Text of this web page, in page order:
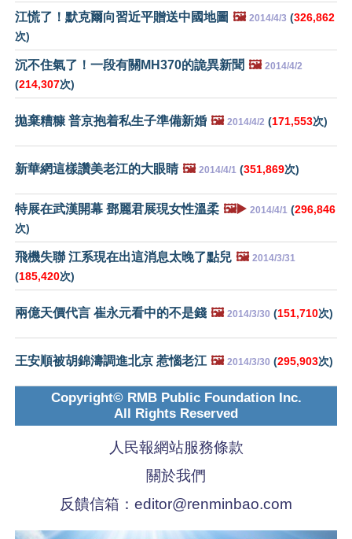
江慌了！默克爾向習近平贈送中國地圖 🖼️ 2014/4/3 (326,862
次)
沉不住氣了！一段有關MH370的詭異新聞 🖼️ 2014/4/2
(214,307次)
拋棄糟糠 普京抱着私生子準備新婚 🖼️ 2014/4/2 (171,553次)
新華網這樣讚美老江的大眼睛 🖼️ 2014/4/1 (351,869次)
特展在武漢開幕 鄧麗君展現女性溫柔 🖼️▶️ 2014/4/1 (296,846
次)
飛機失聯 江系現在出這消息太晚了點兒 🖼️ 2014/3/31
(185,420次)
兩億天價代言 崔永元看中的不是錢 🖼️ 2014/3/30 (151,710次)
王安順被胡錦濤調進北京 惹惱老江 🖼️ 2014/3/30 (295,903次)
Copyright© RMB Public Foundation Inc.
All Rights Reserved
人民報網站服務條款
關於我們
反饋信箱： editor@renminbao.com